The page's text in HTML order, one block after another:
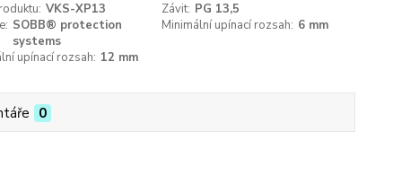
VKS-XP13 Závit: PG 13,5
SOBB® protection
systems
Minimální upínací rozsah: 6 mm
upínací rozsah: 12 mm
0